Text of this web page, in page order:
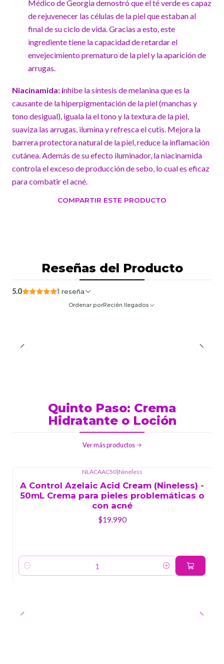
Médico de Georgia demostró que el té verde es capaz
de rejuvenecer las células de la piel que estaban al
final de su ciclo de vida. Gracias a esto, este
ingrediente tiene la capacidad de retardar el
envejecimiento prematuro de la piel y la aparición de
arrugas.
Niacinamida: inhibe la síntesis de melanina que es la
causante de la hiperpigmentación de la piel (manchas y
tono desigual), iguala la el tono y la textura de la piel,
suaviza las arrugas, ilumina y refresca el cutis. Mejora la
barrera protectora natural de la piel, reduce la inflamación
cutánea. Además de su efecto iluminador, la niacinamida
controla el exceso de producción de sebo, lo cual es eficaz
para combatir el acné.
COMPARTIR ESTE PRODUCTO
Reseñas del Producto
5.0 1 reseña
Ordenar porRecién llegados
Quinto Paso: Crema
Hidratante o Loción
Ver más productos
NLACAAC50|Nineless
A Control Azelaic Acid Cream (Nineless) -
50mL Crema para pieles problemáticas o
con acné
$19.990
Cantidad